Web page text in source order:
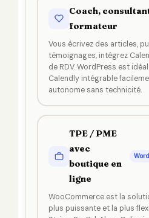
Coach,
formateur
Vous écrivez des articles,
témoignages, intégrez
de RDV. WordPress est
Calendly intégrable
autonome sans technicité.
TPE / PME
avec
boutique en
ligne
WooCommerce est la
plus puissante et la plus